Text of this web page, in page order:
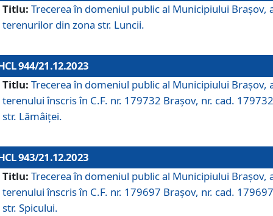
Titlu: Trecerea în domeniul public al Municipiului Braşov,
terenurilor din zona str. Luncii.
944/21.12.2023
Titlu: Trecerea în domeniul public al Municipiului Braşov,
terenului înscris în C.F. nr. 179732 Brașov, nr. cad.
str. Lămâiței.
943/21.12.2023
Titlu: Trecerea în domeniul public al Municipiului Braşov,
terenului înscris în C.F. nr. 179697 Brașov, nr. cad.
str. Spicului.